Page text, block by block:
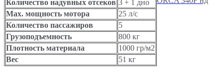
Количество надувных отсеков 3 + 1 дно
Max. мощность мотора
25 л/с
Количество пассажиров
5
Грузоподъемность
800 кг
Плотность материала
1000 гр/м2
Вес
51 кг